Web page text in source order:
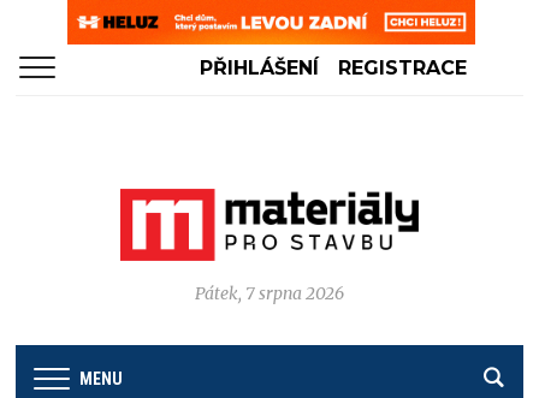
PŘIHLÁŠENÍ REGISTRACE
Pátek, 7 srpna 2026
MENU